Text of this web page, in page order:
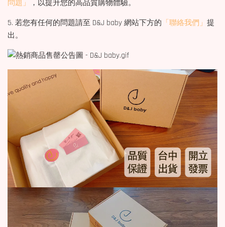
問題」 ，以提升您的高品質購物體驗。
5. 若您有任何的問題請至 D&J baby 網站下方的 「聯絡我們」 提
出。